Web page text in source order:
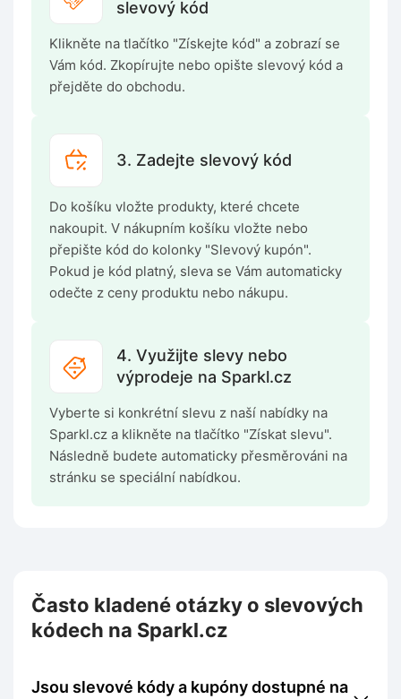
slevový kód
Klikněte na tlačítko "Získejte kód" a zobrazí se
Vám kód. Zkopírujte nebo opište slevový kód a
přejděte do obchodu.
3. Zadejte slevový kód
Do košíku vložte produkty, které chcete
nakoupit. V nákupním košíku vložte nebo
přepište kód do kolonky "Slevový kupón".
Pokud je kód platný, sleva se Vám automaticky
odečte z ceny produktu nebo nákupu.
4. Využijte slevy nebo
výprodeje na Sparkl.cz
Vyberte si konkrétní slevu z naší nabídky na
Sparkl.cz a klikněte na tlačítko "Získat slevu".
Následně budete automaticky přesměrováni na
stránku se speciální nabídkou.
Často kladené otázky o slevových
kódech na Sparkl.cz
Jsou slevové kódy a kupóny dostupné na